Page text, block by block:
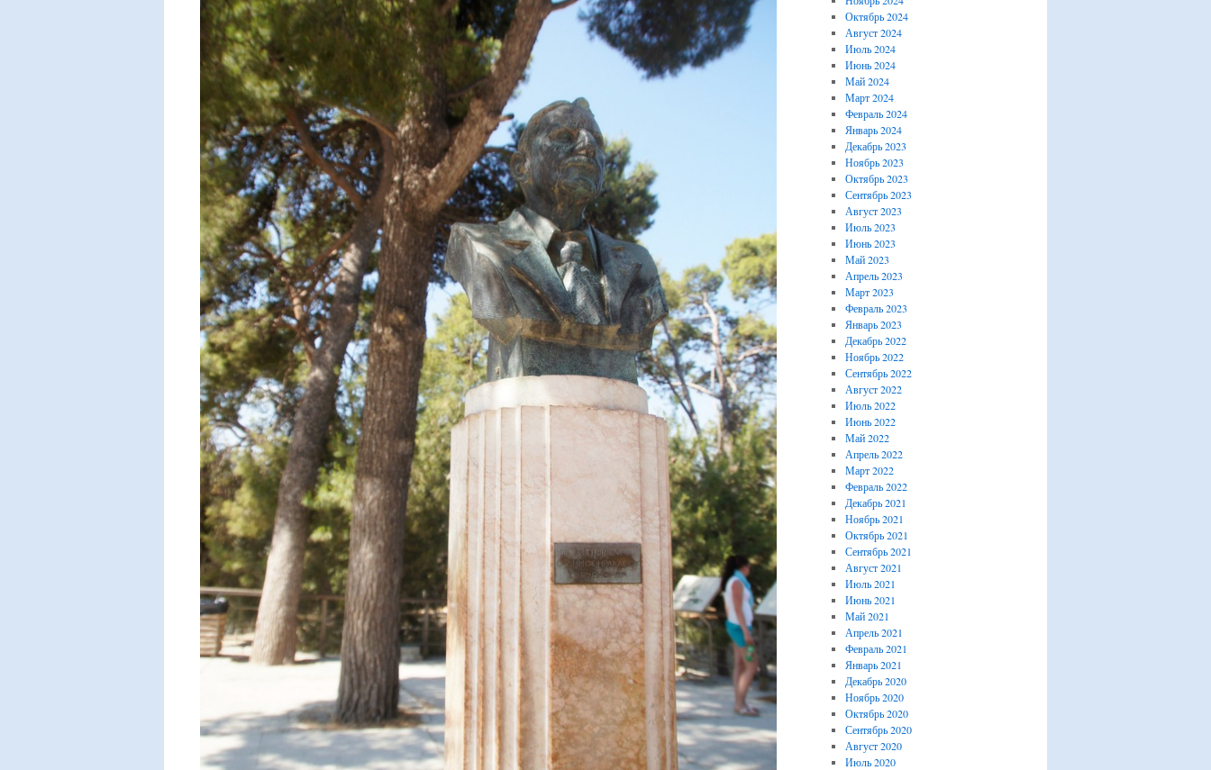
Октябрь 2024
Август 2024
Июль 2024
Июнь 2024
Май 2024
Март 2024
Февраль 2024
Январь 2024
Декабрь 2023
Ноябрь 2023
Октябрь 2023
Сентябрь 2023
Август 2023
Июль 2023
Июнь 2023
Май 2023
Апрель 2023
Март 2023
Февраль 2023
Январь 2023
Декабрь 2022
Ноябрь 2022
Сентябрь 2022
Август 2022
Июль 2022
Июнь 2022
Май 2022
Апрель 2022
Март 2022
Февраль 2022
Декабрь 2021
Ноябрь 2021
Октябрь 2021
Сентябрь 2021
Август 2021
Июль 2021
Июнь 2021
Май 2021
Апрель 2021
Февраль 2021
Январь 2021
Декабрь 2020
Ноябрь 2020
Октябрь 2020
Сентябрь 2020
Август 2020
Июль 2020